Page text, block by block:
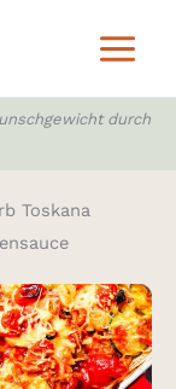
durch
Toskana